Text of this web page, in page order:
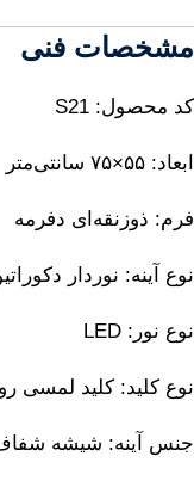
مشخصات فنی
کد محصول: S21
ابعاد: ۵۵×۷۵ سانتی‌متر
فرم: ذوزنقه‌ای دفرمه
نوع آینه: نوردار
نوع نور: LED
نوع کلید: کلید لمسی
جنس آینه: شیشه شفاف